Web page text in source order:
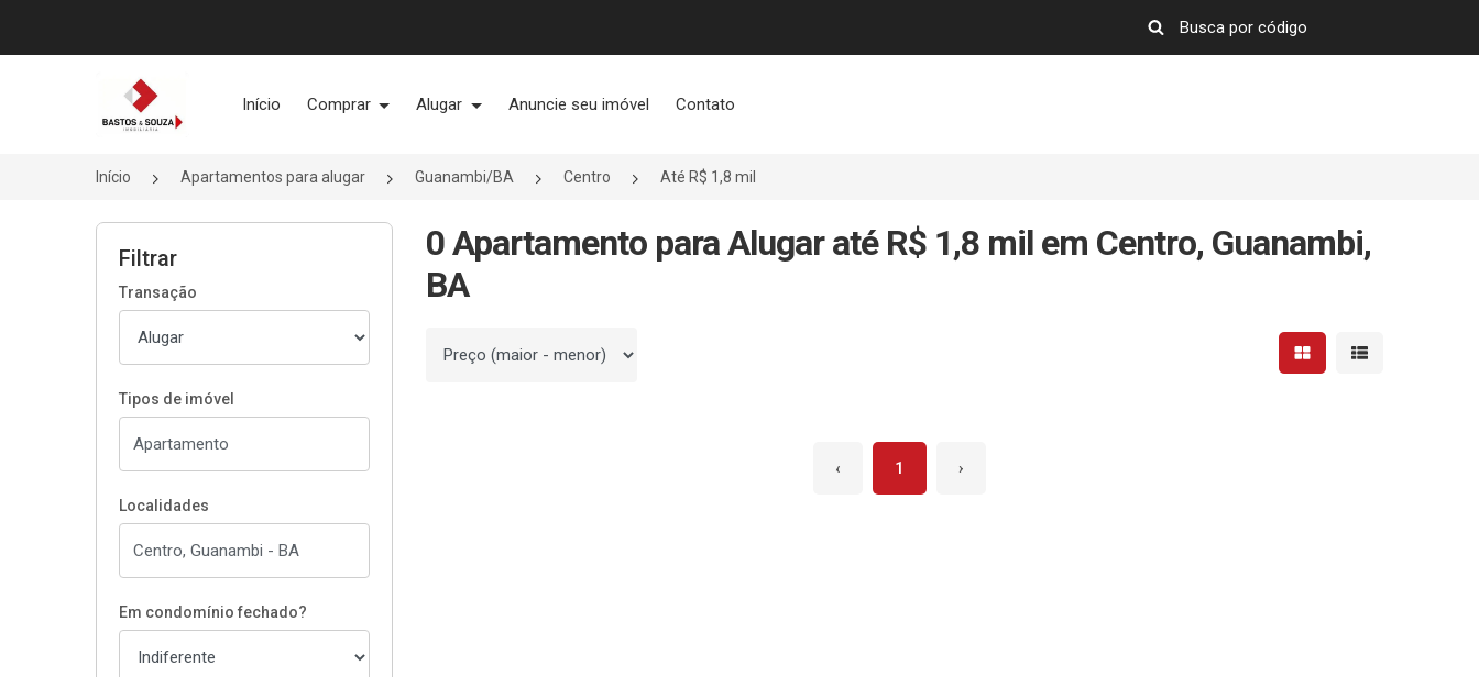
Página inicial
Início Comprar Alugar Anuncie seu imóvel Contato
Início Apartamentos para alugar Guanambi/BA Centro Até R$ 1,8 mil
Filtrar
Transação
Tipos de imóvel
Localidades
Em condomínio fechado?
0 Apartamento para Alugar até R$ 1,8 mil em Centro, Guanambi,
BA
Ordenar por Mostrar resultados em
Mostrar
‹ 1 ›